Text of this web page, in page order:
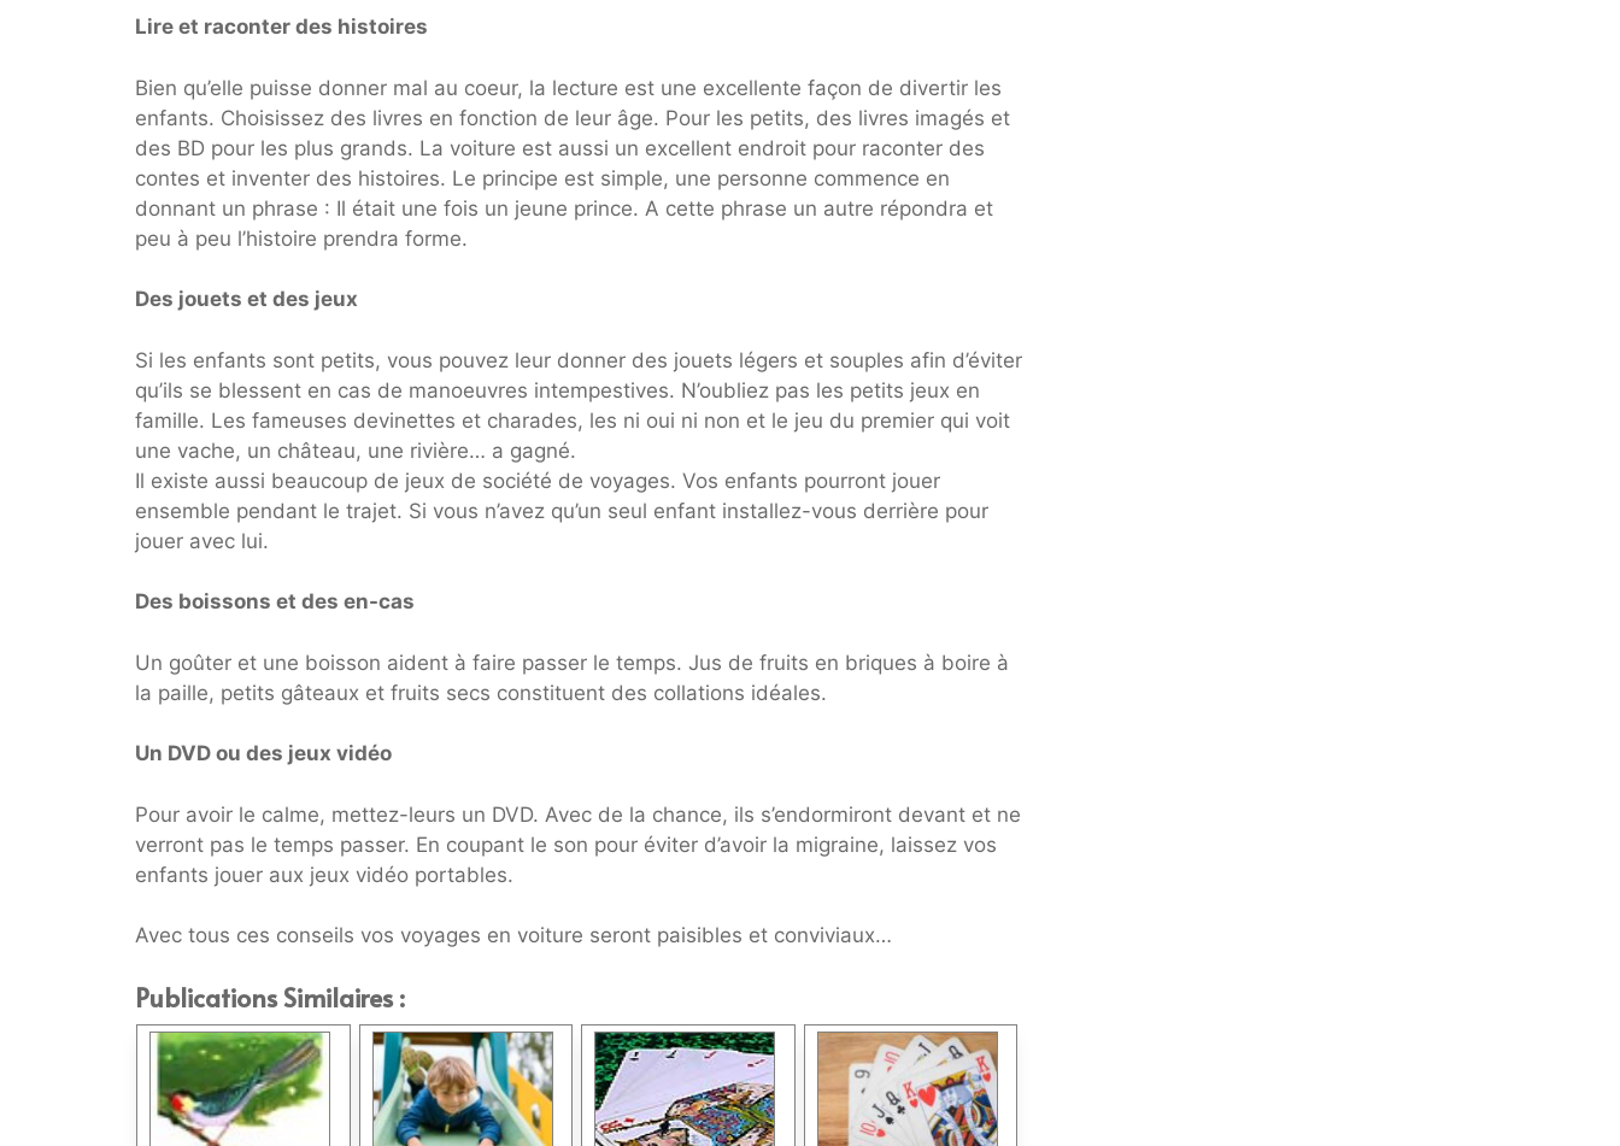
Lire et raconter des histoires
Bien qu’elle puisse donner mal au coeur, la lecture est une excellente façon de divertir les
enfants. Choisissez des livres en fonction de leur âge. Pour les petits, des livres imagés et
des BD pour les plus grands. La voiture est aussi un excellent endroit pour raconter des
contes et inventer des histoires. Le principe est simple, une personne commence en
donnant un phrase : Il était une fois un jeune prince. A cette phrase un autre répondra et
peu à peu l’histoire prendra forme.
Des jouets et des jeux
Si les enfants sont petits, vous pouvez leur donner des jouets légers et souples afin d’éviter
qu’ils se blessent en cas de manoeuvres intempestives. N’oubliez pas les petits jeux en
famille. Les fameuses devinettes et charades, les ni oui ni non et le jeu du premier qui voit
une vache, un château, une rivière… a gagné.
Il existe aussi beaucoup de jeux de société de voyages. Vos enfants pourront jouer
ensemble pendant le trajet. Si vous n’avez qu’un seul enfant installez-vous derrière pour
jouer avec lui.
Des boissons et des en-cas
Un goûter et une boisson aident à faire passer le temps. Jus de fruits en briques à boire à
la paille, petits gâteaux et fruits secs constituent des collations idéales.
Un DVD ou des jeux vidéo
Pour avoir le calme, mettez-leurs un DVD. Avec de la chance, ils s’endormiront devant et ne
verront pas le temps passer. En coupant le son pour éviter d’avoir la migraine, laissez vos
enfants jouer aux jeux vidéo portables.
Avec tous ces conseils vos voyages en voiture seront paisibles et conviviaux…
Publications Similaires :